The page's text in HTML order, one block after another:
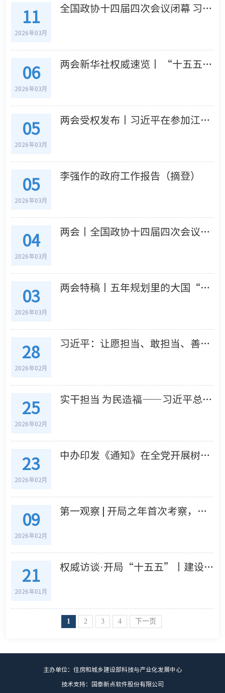
11
2026年03月
全国政协十四届四次会议闭幕 习近平等出席
06
2026年03月
两会新华社权威速览丨 “十五五”规划109项重大工程项目
05
2026年03月
两会受权发布丨习近平在参加江苏代表团审议时强调 经济大省要在研究新情况解决新问题上下功夫出经验
05
2026年03月
李强作的政府工作报告（摘登）
04
2026年03月
两会丨全国政协十四届四次会议在北京开幕
03
2026年03月
两会特稿丨五年规划里的大国“治慧”——习近平主席引领中国高质量发展的世界启迪
28
2026年02月
习近平：让愿担当、敢担当、善担当蔚然成风
25
2026年02月
实干担当 为民造福——习近平总书记引领全党树立和践行正确政绩观
23
2026年02月
中办印发《通知》在全党开展树立和践行正确政绩观学习教育
09
2026年02月
第一观察 | 开局之年首次考察，习近平总书记关注科技自立自强
21
2026年01月
权威访谈·开局“十五五”丨建设现代化人民城市 实现住房城乡建设高质量发展——访住房城乡建设部党组书记、部长倪虹
1 2 3 4 下一页
主办单位：住房和城乡建设部科技与产业化发展中心
技术支持：国泰新点软件股份有限公司